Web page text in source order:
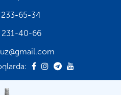
233-65-34
231-40-66